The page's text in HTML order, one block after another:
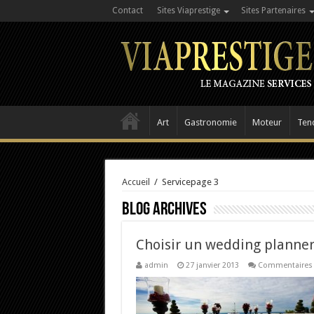
Contact Sites Viaprestige Sites Partenaires
Art Gastronomie Moteur
Accueil / Servicepage 3
Blog Archives
Choisir un wedding planner
admin 27 janvier 2013 Commentaires